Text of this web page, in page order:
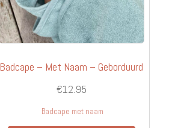
Badcape – Met Naam – Geborduurd
€12.95
Badcape met naam